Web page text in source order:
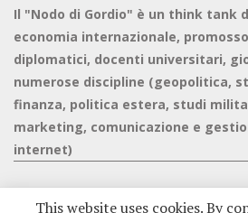
Il "Nodo di Gordio" è un think tank
economia internazionale,
diplomatici, docenti universitari,
numerose discipline (geopolitica,
finanza, politica estera, studi
marketing, comunicazione e
internet)
This website uses cookies. By